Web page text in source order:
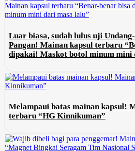
Luar biasa, sudah lulus uji
Pangan! Mainan kapsul terbaru
dipakai! Maskot botol minum mini
Melampaui batas mainan kapsul!
terbaru “HG Kinnikuman”